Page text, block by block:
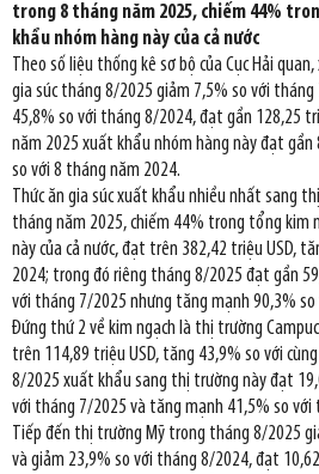
trong 8 tháng năm 2025, chiếm 44%
khẩu nhóm hàng này của cả nước
Theo số liệu thống kê sơ bộ của Cục Hải
gia súc tháng 8/2025 giảm 7,5% so với
45,8% so với tháng 8/2024, đạt gần 128,25
năm 2025 xuất khẩu nhóm hàng này đạt gần
so với 8 tháng năm 2024.
Thức ăn gia súc xuất khẩu nhiều nhất sang
tháng năm 2025, chiếm 44% trong tổng kim
này của cả nước, đạt trên 382,42 triệu USD,
2024; trong đó riêng tháng 8/2025 đạt gần
với tháng 7/2025 nhưng tăng mạnh 90,3%
Đứng thứ 2 về kim ngạch là thị trường
trên 114,89 triệu USD, tăng 43,9% so với
8/2025 xuất khẩu sang thị trường này đạt
với tháng 7/2025 và tăng mạnh 41,5% so với
Tiếp đến thị trường Mỹ trong tháng 8/2025
và giảm 23,9% so với tháng 8/2024, đạt